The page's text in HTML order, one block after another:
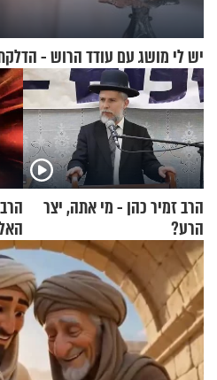
יש לי מושג עם עודד הרוש -
הרב זמיר כהן - מי אתה, יצר
הרע?